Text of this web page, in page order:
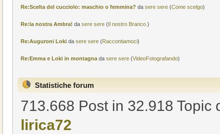
Re:Scelta del cucciolo: maschio o femmina? da sere sere(Come scelgo)
Re:la nostra Ambra! da sere sere(Il nostro Branco. )
Re:Auguroni Lokida sere sere(Raccontiamoci)
Re:Emma e Loki in montagna da sere sere(VideoFotografando)
Statistiche forum
713.668 Post in 32.918
lirica72